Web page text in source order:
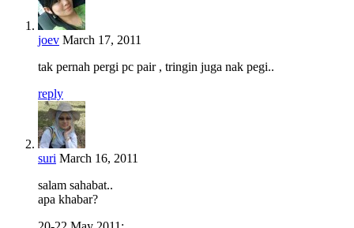
joev March 17, 2011
tak pernah pergi pc pair , tringin juga nak pegi..
reply
suri March 16, 2011
salam sahabat..
apa khabar?